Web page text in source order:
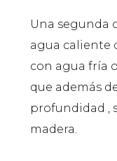
Una segunda
agua caliente
con agua fría
que además
profundidad ,
madera.